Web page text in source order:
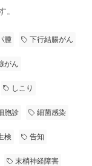
。
腫 下行結腸がん
がん
しこり
胞診 細菌感染
検 告知
末梢神経障害